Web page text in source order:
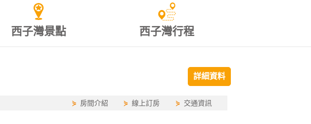
西子灣景點 西子灣行程
詳細資料
⋟ 房間介紹 ⋟線上訂房 ⋟ 交通資訊